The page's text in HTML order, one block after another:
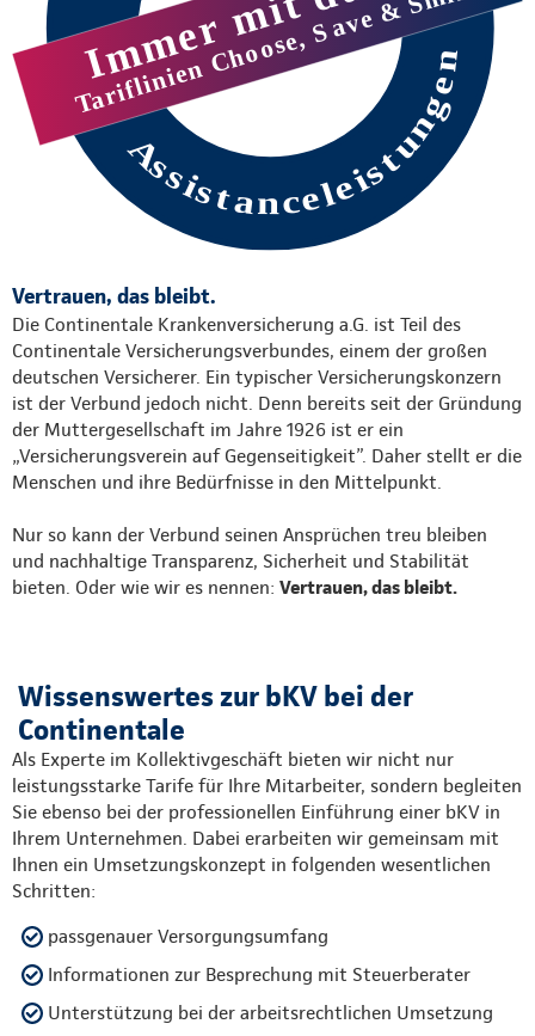
Vertrauen, das bleibt.
Die Continentale Krankenversicherung a.G. ist Teil des
Continentale Versicherungsverbundes, einem der großen
deutschen Versicherer. Ein typischer Versicherungskonzern
ist der Verbund jedoch nicht. Denn bereits seit der Gründung
der Muttergesellschaft im Jahre 1926 ist er ein
„Versicherungsverein auf Gegenseitigkeit”. Daher stellt er die
Menschen und ihre Bedürfnisse in den Mittelpunkt.
Nur so kann der Verbund seinen Ansprüchen treu bleiben
und nachhaltige Transparenz, Sicherheit und Stabilität
bieten. Oder wie wir es nennen: Vertrauen, das bleibt.
Wissenswertes zur bKV bei der
Continentale
Als Experte im Kollektivgeschäft bieten wir nicht nur
leistungsstarke Tarife für Ihre Mitarbeiter, sondern begleiten
Sie ebenso bei der professionellen Einführung einer bKV in
Ihrem Unternehmen. Dabei erarbeiten wir gemeinsam mit
Ihnen ein Umsetzungskonzept in folgenden wesentlichen
Schritten:
passgenauer Versorgungsumfang
Informationen zur Besprechung mit Steuerberater
Unterstützung bei der arbeitsrechtlichen Umsetzung